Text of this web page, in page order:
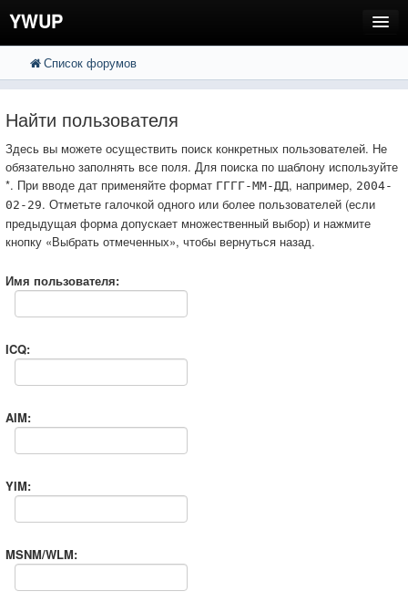
YWUP
FAQ
Вход
Список форумов
Найти пользователя
Здесь вы можете осуществить поиск конкретных пользователей. Не
обязательно заполнять все поля. Для поиска по шаблону используйте
*. При вводе дат применяйте формат ГГГГ-ММ-ДД, например, 2004-
02-29. Отметьте галочкой одного или более пользователей (если
предыдущая форма допускает множественный выбор) и нажмите
кнопку «Выбрать отмеченных», чтобы вернуться назад.
Имя пользователя:
ICQ:
AIM:
YIM:
MSNM/WLM: